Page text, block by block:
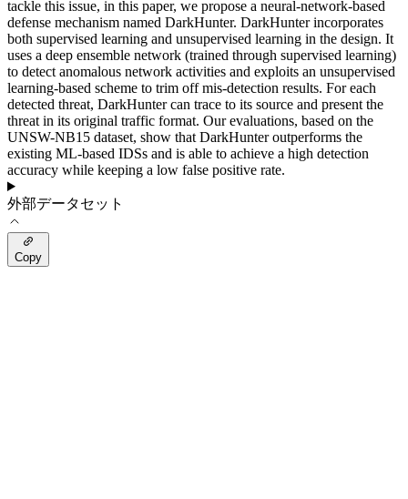
tackle this issue, in this paper, we propose a neural-network-based
defense mechanism named DarkHunter. DarkHunter incorporates
both supervised learning and unsupervised learning in the design. It
uses a deep ensemble network (trained through supervised learning)
to detect anomalous network activities and exploits an unsupervised
learning-based scheme to trim off mis-detection results. For each
detected threat, DarkHunter can trace to its source and present the
threat in its original traffic format. Our evaluations, based on the
UNSW-NB15 dataset, show that DarkHunter outperforms the
existing ML-based IDSs and is able to achieve a high detection
accuracy while keeping a low false positive rate.
外部データセット
Copy